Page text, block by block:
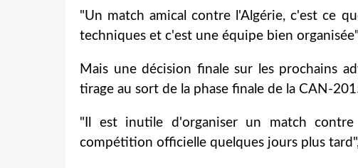
"Un match amical contre l'Algérie, c'est ce
techniques et c'est une équipe bien
Mais une décision finale sur les prochains
tirage au sort de la phase finale de la CAN-
"Il est inutile d'organiser un match
compétition officielle quelques jours plus